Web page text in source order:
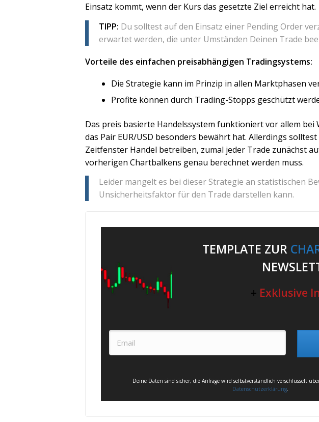
Einsatz kommt, wenn der Kurs das gesetzte Ziel erreicht hat.
TIPP: Du solltest auf den Einsatz einer Pending Order
erwartet werden, die unter Umständen Deinen Trade
Vorteile des einfachen preisabhängigen Tradingsystems:
Die Strategie kann im Prinzip in allen Marktphasen
Profite können durch Trading-Stopps geschützt
Das preis basierte Handelssystem funktioniert vor allem bei
das Pair EUR/USD besonders bewährt hat. Allerdings
Zeitfenster Handel betreiben, zumal jeder Trade zunächst
vorherigen Chartbalkens genau berechnet werden muss.
Leider mangelt es bei dieser Strategie an statistischen
Unsicherheitsfaktor für den Trade darstellen kann.
TEMPLATE ZUR
+ Exklusive
Deine Daten sind sicher, die Anfrage wird selbstverständlich verschlüsselt
Datenschutzerklärung.